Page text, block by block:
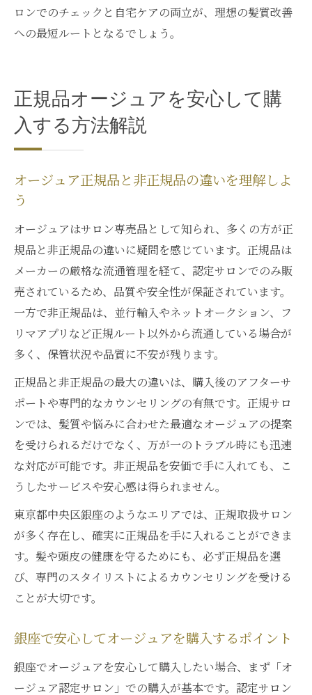
ロンでのチェックと自宅ケアの両立が、理想の髪質改善
への最短ルートとなるでしょう。
正規品オージュアを安心して購
入する方法解説
オージュア正規品と非正規品の違いを理解しよ
う
オージュアはサロン専売品として知られ、多くの方が正
規品と非正規品の違いに疑問を感じています。正規品は
メーカーの厳格な流通管理を経て、認定サロンでのみ販
売されているため、品質や安全性が保証されています。
一方で非正規品は、並行輸入やネットオークション、フ
リマアプリなど正規ルート以外から流通している場合が
多く、保管状況や品質に不安が残ります。
正規品と非正規品の最大の違いは、購入後のアフターサ
ポートや専門的なカウンセリングの有無です。正規サロ
ンでは、髪質や悩みに合わせた最適なオージュアの提案
を受けられるだけでなく、万が一のトラブル時にも迅速
な対応が可能です。非正規品を安価で手に入れても、こ
うしたサービスや安心感は得られません。
東京都中央区銀座のようなエリアでは、正規取扱サロン
が多く存在し、確実に正規品を手に入れることができま
す。髪や頭皮の健康を守るためにも、必ず正規品を選
び、専門のスタイリストによるカウンセリングを受ける
ことが大切です。
銀座で安心してオージュアを購入するポイント
銀座でオージュアを安心して購入したい場合、まず「オ
ージュア認定サロン」での購入が基本です。認定サロン